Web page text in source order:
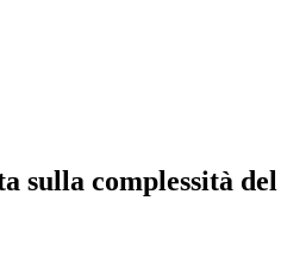
sulla complessità del